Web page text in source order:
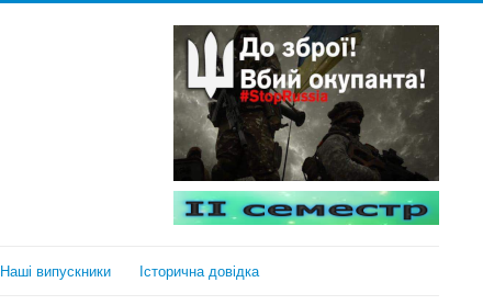
Наші випускники Історична довідка